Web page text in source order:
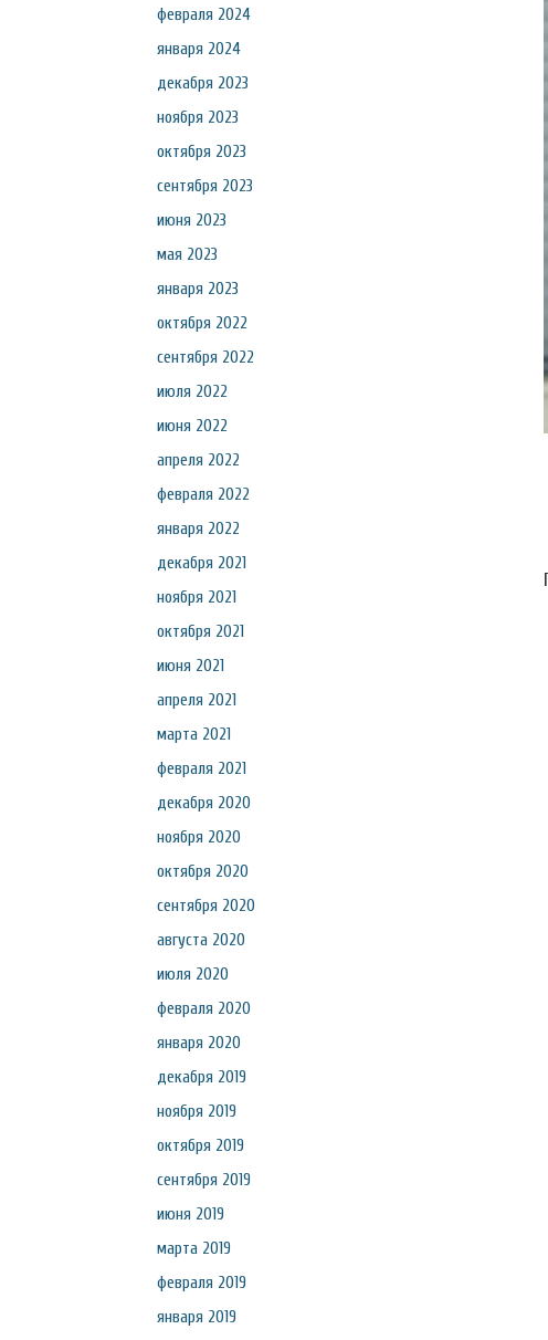
февраля 2024
января 2024
декабря 2023
ноября 2023
октября 2023
сентября 2023
июня 2023
мая 2023
января 2023
октября 2022
сентября 2022
июля 2022
июня 2022
апреля 2022
февраля 2022
января 2022
декабря 2021
ноября 2021
октября 2021
июня 2021
апреля 2021
марта 2021
февраля 2021
декабря 2020
ноября 2020
октября 2020
сентября 2020
августа 2020
июля 2020
февраля 2020
января 2020
декабря 2019
ноября 2019
октября 2019
сентября 2019
июня 2019
марта 2019
февраля 2019
января 2019